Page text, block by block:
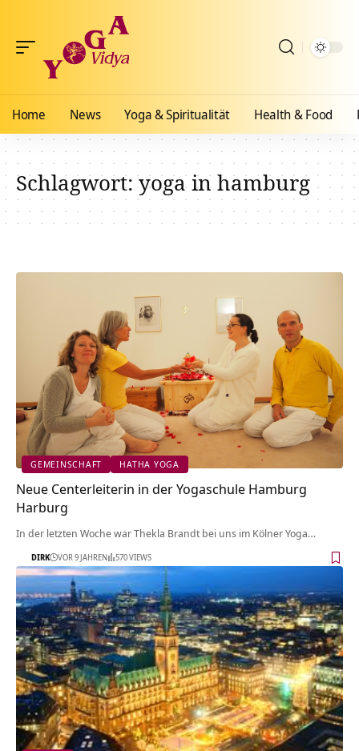
Home News Yoga & Spiritualität Health & Food
Schlagwort:yoga in hamburg
GEMEINSCHAFT HATHA YOGA
Neue Centerleiterin in der Yogaschule Hamburg
Harburg
In der letzten Woche war Thekla Brandt bei uns im Kölner Yoga…
DIRK VOR 9 JAHREN 570 VIEWS